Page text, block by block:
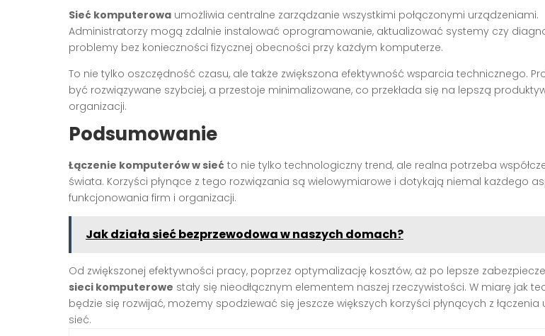
Sieć komputerowa umożliwia centralne zarządzanie wszystkimi połączonymi urządzeniami.
Administratorzy mogą zdalnie instalować oprogramowanie, aktualizować systemy czy
problemy bez konieczności fizycznej obecności przy każdym komputerze.
To nie tylko oszczędność czasu, ale także zwiększona efektywność wsparcia technicznego.
być rozwiązywane szybciej, a przestoje minimalizowane, co przekłada się na lepszą
organizacji.
Podsumowanie
Łączenie komputerów w sieć to nie tylko technologiczny trend, ale realna potrzeba
świata. Korzyści płynące z tego rozwiązania są wielowymiarowe i dotykają niemal każdego
funkcjonowania firm i organizacji.
Jak działa sieć bezprzewodowa w naszych domach?
Od zwiększonej efektywności pracy, poprzez optymalizację kosztów, aż po lepsze
sieci komputerowe stały się nieodłącznym elementem naszej rzeczywistości. W miarę jak
będzie się rozwijać, możemy spodziewać się jeszcze większych korzyści płynących z łączenia
sieć.